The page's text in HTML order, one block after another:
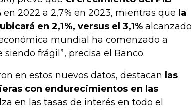
en 2022 a 2,7% en 2023, mientras que la
en 2,1%, versus el 3,1% alcanzado
mundial ha comenzado a
frágil”, precisa el Banco.
en estos nuevos datos, destacan las
con endurecimientos en las
en las tasas de interés en todo el